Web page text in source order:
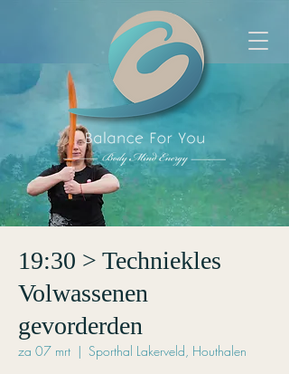
19:30 > Techniekles
Volwassenen
gevorderden
za 07 mrt
  |
Sporthal Lakerveld, Houthalen